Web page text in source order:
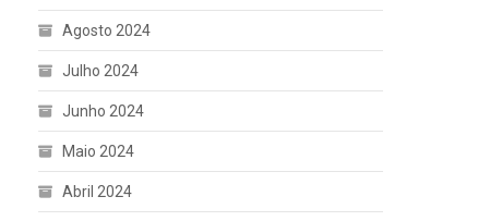
Agosto 2024
Julho 2024
Junho 2024
Maio 2024
Abril 2024